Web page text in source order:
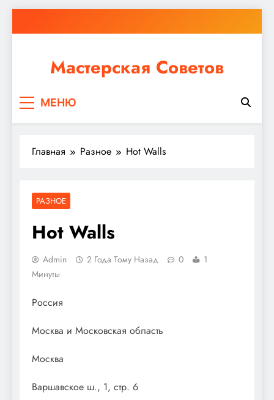
к
Мастерская Советов
ремонт или крупное строительство, в Мастерской
МЕНЮ
Главная Разное Hot Walls
РАЗНОЕ
Hot Walls
Admin 2 Года Тому Назад 0
1
Минуты
Россия
Москва и Московская область
Москва
Варшавское ш., 1, стр. 6